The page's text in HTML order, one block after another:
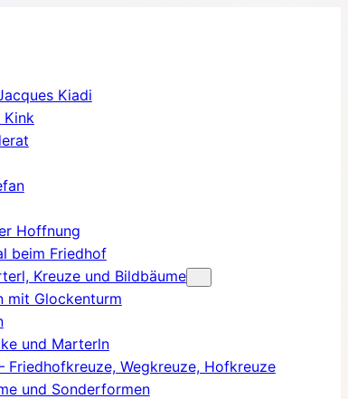
Kiadi
Kink
Hoffnung
beim Friedhof
Kreuze und Bildbäume
mit Glockenturm
und Marterln
Friedhofkreuze, Wegkreuze, Hofkreuze
und Sonderformen